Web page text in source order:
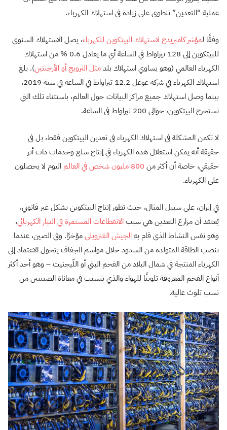
عملية “التعدين” تنطوي على زيادة في استهلاك الكهرباء.
وفقًا لمؤشر كامبريدج لاستهلاكالبيتكوين للكهرباء، يصل الاستهلاك السنوي
للبيتكوين إلى 128 تيراواط في الساعة أي ما يعادل 0.6 % من استهلاك
الكهرباء العالمي (وهو يساوي استهلاك بلدمثلالنرويجأوالأرجنتين). بلغ
استهلاك الكهرباء في شركة غوغل 12.2 تيراواط في الساعة في سنة 2019،
بينما وصل استهلاك جميع مراكز البيانات حول العالم، باستثناء تلك التي
تستخرج البيتكوين، حوالي 200 تيراواط في الساعة.
لا تكمن المشكلة في استهلاك الكهرباء في تعدين البيتكوين فقط، بل في
حقيقة أنه يمكن استغلال هذه الكهرباء في إنتاج سلع وخدمات ذات أثر
حقيقي، خاصة أن أكثر من
مليونشخصفيالعالم اليوم لا يحصلون
على الكهرباء.
في إيران، على سبيل المثال، حيث تطور إنتاج البيتكوين بشكل غير قانوني،
يُعتقد أن مزارع التعدين هي سببالانقطاعاتالمستمرةفيالتيار الكهربائي،
وهو نفس النشاط الذي قام بهالجيشالفنزويليمؤخرًا. وفي الصين، عندما
تنضب الطاقة المتولدة من السدود خلال مواسم الجفاف يتحول الاعتماد إلى
الكهرباء المنتجة في شمال البلاد من الفحم البني أو اللّيجنيت – وهو أحد أكثر
أنواع الفحم المعروفة تلويثًا للهواء والذي يتسبب في معاناة الصينيين من
نسب تلوث عالية.